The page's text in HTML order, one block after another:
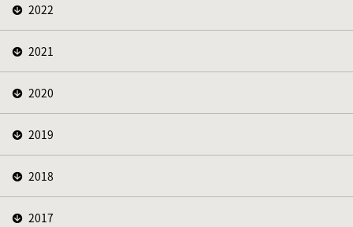
2022
2021
2020
2019
2018
2017